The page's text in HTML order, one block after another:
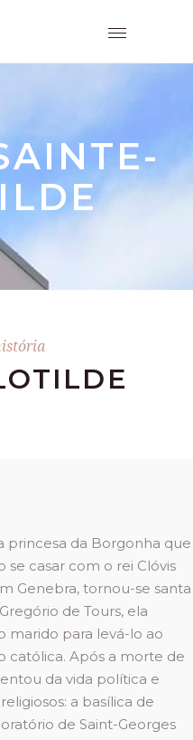
princesa da Borgonha que
se casar com o rei Clóvis
Genebra, tornou-se santa
de Tours, ela
marido para levá-lo ao
católica. Após a morte de
da vida política e
a basílica de
de Saint-Georges